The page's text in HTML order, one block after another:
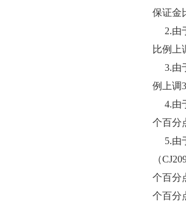
保证金
2.由
比例上
3.由
例上调
4.由
个百分
5.由
（
个百分
个百分